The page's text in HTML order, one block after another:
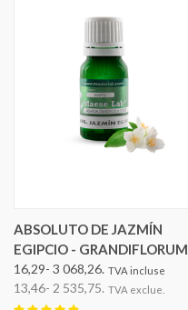
ABSOLUTO DE JAZMÍN
EGIPCIO - GRANDIFLORUM
16,29- 3 068,26. TVA incluse
13,46- 2 535,75. TVA exclue.